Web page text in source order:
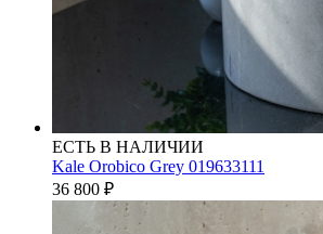
ЕСТЬ В НАЛИЧИИ
Kale Orobico Grey 019633111
36 800 ₽